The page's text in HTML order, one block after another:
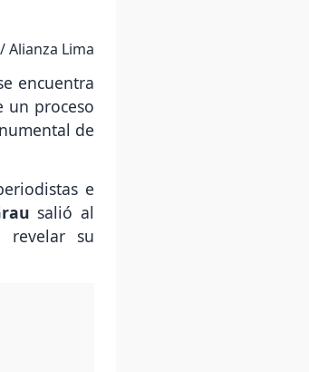
Alianza Lima
encuentra
un proceso
de
e
salió al
revelar su